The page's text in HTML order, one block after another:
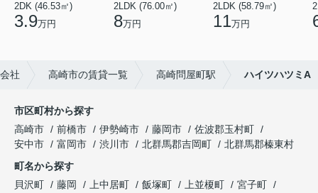
2DK (46.53㎡)
3.9万円
2LDK (76.00㎡)
8万円
2LDK (58.79㎡)
11万円
社 高崎市の賃貸一覧 高崎問屋町駅 ハイツハツミA
市区町村から探す
高崎市
前橋市 伊勢崎市 藤岡市
佐波郡玉村町
安中市
富岡市 渋川市 北群馬郡吉岡町
北群馬郡榛東村
町名から探す
貝沢町
藤岡 上中居町 飯塚町 上並榎町
宮子町